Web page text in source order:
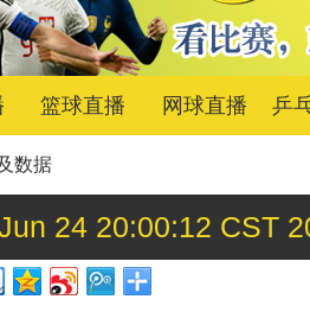
篮球直播 网球直播 乒
数据
24 20:00:12 CST